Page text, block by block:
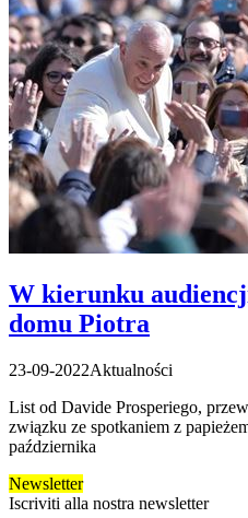
W kierunku
domu Piotra
23-09-2022Aktualności
List od Davide Prosperiego,
związku ze spotkaniem z
października
Newsletter
Iscriviti alla nostra newsletter